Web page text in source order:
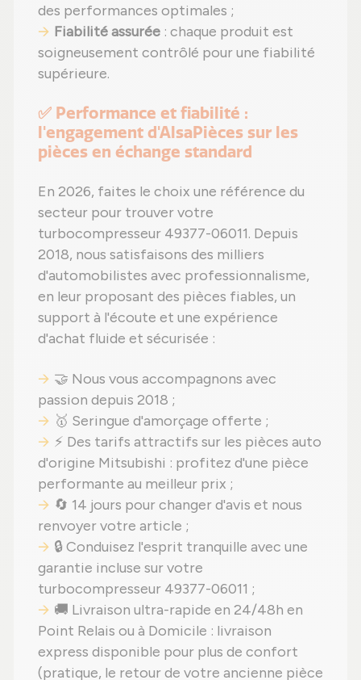
des performances optimales ;
Fiabilité assurée : chaque produit est
soigneusement contrôlé pour une fiabilité
supérieure.
✅ Performance et fiabilité :
l'engagement d'AlsaPièces sur les
pièces en échange standard
En 2026, faites le choix une référence du
secteur pour trouver votre
turbocompresseur 49377-06011. Depuis
2018, nous satisfaisons des milliers
d'automobilistes avec professionnalisme,
en leur proposant des pièces fiables, un
support à l'écoute et une expérience
d'achat fluide et sécurisée :
🤝 Nous vous accompagnons avec
passion depuis 2018 ;
🥇 Seringue d'amorçage offerte ;
⚡ Des tarifs attractifs sur les pièces auto
d'origine Mitsubishi : profitez d'une pièce
performante au meilleur prix ;
🔄 14 jours pour changer d'avis et nous
renvoyer votre article ;
🔒 Conduisez l'esprit tranquille avec une
garantie incluse sur votre
turbocompresseur 49377-06011 ;
🚚 Livraison ultra-rapide en 24/48h en
Point Relais ou à Domicile : livraison
express disponible pour plus de confort
(pratique, le retour de votre ancienne pièce